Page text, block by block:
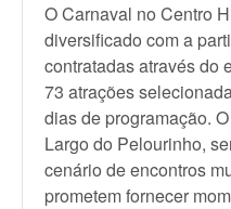
O Carnaval no Centro
diversificado com a
contratadas através do
73 atrações
dias de programação.
Largo do Pelourinho,
cenário de encontros
prometem fornecer